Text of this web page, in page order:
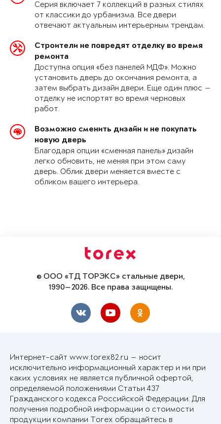
Серия включает 7 коллекций в разных стилях
от классики до урбанизма. Все двери
отвечают актуальным интерьерным трендам.
Строители не повредят отделку во время
ремонта
Доступна опция «без панелей МДФ». Можно
установить дверь до окончания ремонта, а
затем выбрать дизайн двери. Еще один плюс —
отделку не испортят во время черновых
работ.
Возможно сменить дизайн и не покупать
новую дверь
Благодаря опции «сменная панель» дизайн
легко обновить, не меняя при этом саму
дверь. Облик двери меняется вместе с
обликом вашего интерьера.
© ООО «ТД ТОРЭКС» стальные двери,
1990—2026. Все права защищены.
Интернет-сайт www.torex82.ru — носит
исключительно информационный характер и ни при
каких условиях не является публичной офертой,
определяемой положениями Статьи 437
Гражданского кодекса Российской Федерации. Для
получения подробной информации о стоимости
продукции компании Torex обращайтесь в